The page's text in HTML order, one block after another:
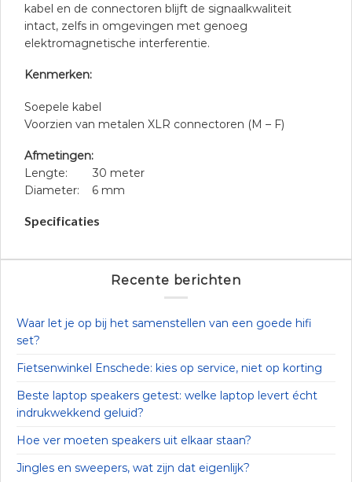
kabel en de connectoren blijft de signaalkwaliteit
intact, zelfs in omgevingen met genoeg
elektromagnetische interferentie.
Kenmerken:
Soepele kabel
Voorzien van metalen XLR connectoren (M – F)
Afmetingen:
Lengte: 30 meter
Diameter: 6 mm
Specificaties
Recente berichten
Waar let je op bij het samenstellen van een goede hifi
set?
Fietsenwinkel Enschede: kies op service, niet op korting
Beste laptop speakers getest: welke laptop levert écht
indrukwekkend geluid?
Hoe ver moeten speakers uit elkaar staan?
Jingles en sweepers, wat zijn dat eigenlijk?